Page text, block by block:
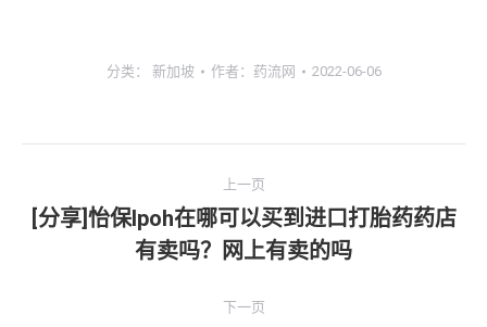
分类： 新加坡 作者： 药流网 2022-06-06
章
上一页
上
一
[分享]怡保lpoh在哪可以买到进口打胎药药店
有卖吗？网上有卖的吗
下一页